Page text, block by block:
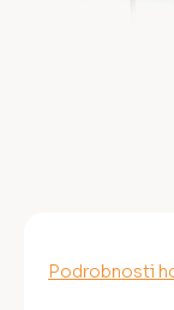
Průměrné
Podrobnosti